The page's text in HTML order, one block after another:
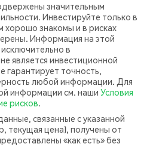
значительным
Инвестируйте только в
хорошо знакомы и в рисках
Информация на этой
в
является инвестиционной
гарантирует точность,
любой информации. Для
информации см. наши Условия
рисков.
связанные с указанной
текущая цена), получены от
«как есть» без